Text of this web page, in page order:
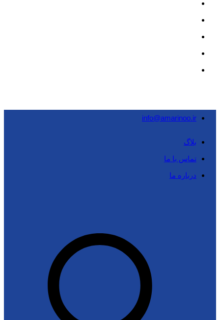
info@amarinoo.ir
بلاگ
تماس با ما
درباره ما